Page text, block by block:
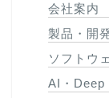
会社案内
製品・開
ソフトウ
AI・Deep